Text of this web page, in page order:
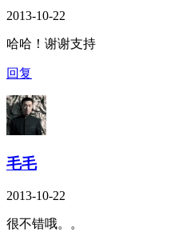
2013-10-22
哈哈！谢谢支持
回复
毛毛
2013-10-22
很不错哦。。